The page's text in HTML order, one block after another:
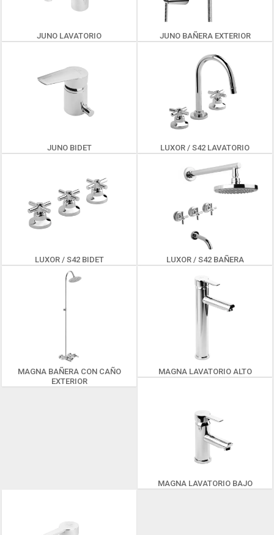
JUNO LAVATORIO JUNO BAÑERA EXTERIOR
JUNO BIDET LUXOR / S42 LAVATORIO
LUXOR / S42 BIDET LUXOR / S42 BAÑERA
MAGNA BAÑERA CON CAÑO
EXTERIOR
MAGNA LAVATORIO ALTO
MAGNA LAVATORIO BAJO